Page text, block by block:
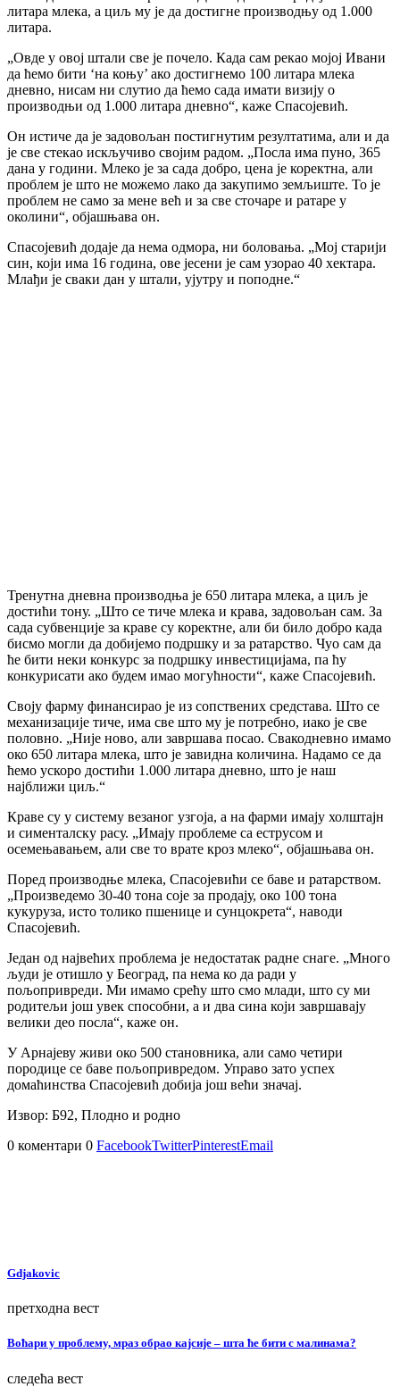
литара млека, а циљ му је да достигне производњу од 1.000
литара.
„Овде у овој штали све је почело. Када сам рекао мојој Ивани
да ћемо бити ‘на коњу’ ако достигнемо 100 литара млека
дневно, нисам ни слутио да ћемо сада имати визију о
производњи од 1.000 литара дневно“, каже Спасојевић.
Он истиче да је задовољан постигнутим резултатима, али и да
је све стекао искључиво својим радом. „Посла има пуно, 365
дана у години. Млеко је за сада добро, цена је коректна, али
проблем је што не можемо лако да закупимо земљиште. То је
проблем не само за мене већ и за све сточаре и ратаре у
околини“, објашњава он.
Спасојевић додаје да нема одмора, ни боловања. „Мој старији
син, који има 16 година, ове јесени је сам узорао 40 хектара.
Млађи је сваки дан у штали, ујутру и поподне.“
Тренутна дневна производња је 650 литара млека, а циљ је
достићи тону. „Што се тиче млека и крава, задовољан сам. За
сада субвенције за краве су коректне, али би било добро када
бисмо могли да добијемо подршку и за ратарство. Чуо сам да
ће бити неки конкурс за подршку инвестицијама, па ћу
конкурисати ако будем имао могућности“, каже Спасојевић.
Своју фарму финансирао је из сопствених средстава. Што се
механизације тиче, има све што му је потребно, иако је све
половно. „Није ново, али завршава посао. Свакодневно имамо
око 650 литара млека, што је завидна количина. Надамо се да
ћемо ускоро достићи 1.000 литара дневно, што је наш
најближи циљ.“
Краве су у систему везаног узгоја, а на фарми имају холштајн
и сименталску расу. „Имају проблеме са еструсом и
осемењавањем, али све то врате кроз млеко“, објашњава он.
Поред производње млека, Спасојевићи се баве и ратарством.
„Произведемо 30-40 тона соје за продају, око 100 тона
кукуруза, исто толико пшенице и сунцокрета“, наводи
Спасојевић.
Један од највећих проблема је недостатак радне снаге. „Много
људи је отишло у Београд, па нема ко да ради у
пољопривреди. Ми имамо срећу што смо млади, што су ми
родитељи још увек способни, а и два сина који завршавају
велики део посла“, каже он.
У Арнајеву живи око 500 становника, али само четири
породице се баве пољопривредом. Управо зато успех
домаћинства Спасојевић добија још већи значај.
Извор: Б92, Плодно и родно
0 коментари 0 FacebookTwitterPinterestEmail
Gdjakovic
претходна вест
Воћари у проблему, мраз обрао кајсије – шта ће бити с малинама?
следећа вест